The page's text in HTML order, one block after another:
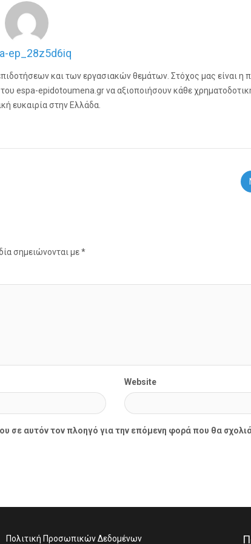
ep_28z5d6iq
και των εργασιακών θεμάτων. Στόχος μας είναι η
espa-epidotoumena.gr να αξιοποιήσουν κάθε
ευκαιρία στην Ελλάδα.
σημειώνονται με*
Website
σε αυτόν τον πλοηγό για την επόμενη φορά που θα
Πολιτική Προσωπικών Δεδομένων